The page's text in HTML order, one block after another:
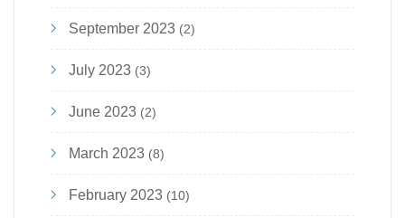
September 2023 (2)
July 2023 (3)
June 2023 (2)
March 2023 (8)
February 2023 (10)